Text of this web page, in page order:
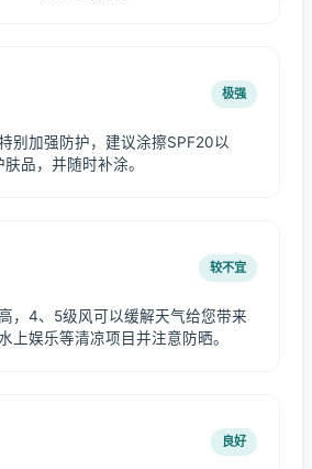
极强
别加强防护，建议涂擦SPF20以
品，并随时补涂。
较不宜
，4、5级风可以缓解天气给您带来
上娱乐等清凉项目并注意防晒。
良好